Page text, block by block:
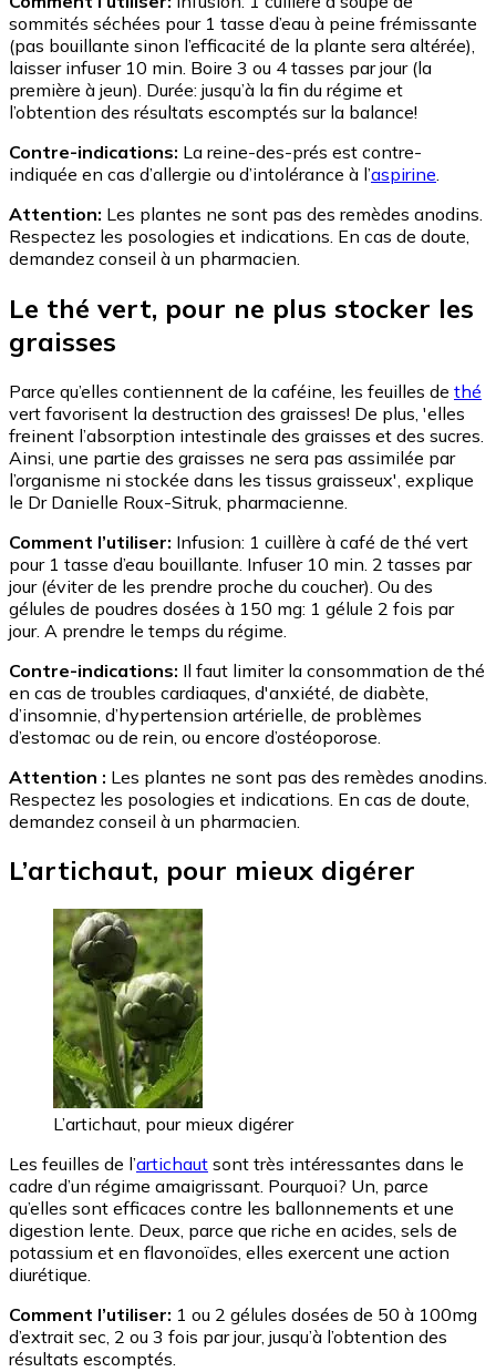
sommités séchées pour 1 tasse d’eau à peine frémissante
(pas bouillante sinon l’efficacité de la plante sera altérée),
laisser infuser 10 min. Boire 3 ou 4 tasses par jour (la
première à jeun). Durée: jusqu’à la fin du régime et
l’obtention des résultats escomptés sur la balance!
Contre-indications: La reine-des-prés est contre-
indiquée en cas d’allergie ou d’intolérance à l’aspirine
Attention: Les plantes ne sont pas des remèdes anodins.
Respectez les posologies et indications. En cas de doute,
demandez conseil à un pharmacien.
Le thé vert, pour ne plus stocker les
graisses
Parce qu’elles contiennent de la caféine, les feuilles de thé
vert favorisent la destruction des graisses! De plus, 'elles
freinent l’absorption intestinale des graisses et des sucres.
Ainsi, une partie des graisses ne sera pas assimilée par
l’organisme ni stockée dans les tissus graisseux', explique
le Dr Danielle Roux-Sitruk, pharmacienne.
Comment l’utiliser: Infusion: 1 cuillère à café de thé vert
pour 1 tasse d’eau bouillante. Infuser 10 min. 2 tasses par
jour (éviter de les prendre proche du coucher). Ou des
gélules de poudres dosées à 150 mg: 1 gélule 2 fois par
jour. A prendre le temps du régime.
Contre-indications: Il faut limiter la consommation de thé
en cas de troubles cardiaques, d'anxiété, de diabète,
d’insomnie, d’hypertension artérielle, de problèmes
d’estomac ou de rein, ou encore d’ostéoporose.
Attention : Les plantes ne sont pas des remèdes anodins.
Respectez les posologies et indications. En cas de doute,
demandez conseil à un pharmacien.
L’artichaut, pour mieux digérer
L’artichaut, pour mieux digérer
Les feuilles de l’artichaut sont très intéressantes dans le
cadre d’un régime amaigrissant. Pourquoi? Un, parce
qu’elles sont efficaces contre les ballonnements et une
digestion lente. Deux, parce que riche en acides, sels de
potassium et en flavonoïdes, elles exercent une action
diurétique.
Comment l’utiliser: 1 ou 2 gélules dosées de 50 à 100mg
d’extrait sec, 2 ou 3 fois par jour, jusqu’à l’obtention des
résultats escomptés.